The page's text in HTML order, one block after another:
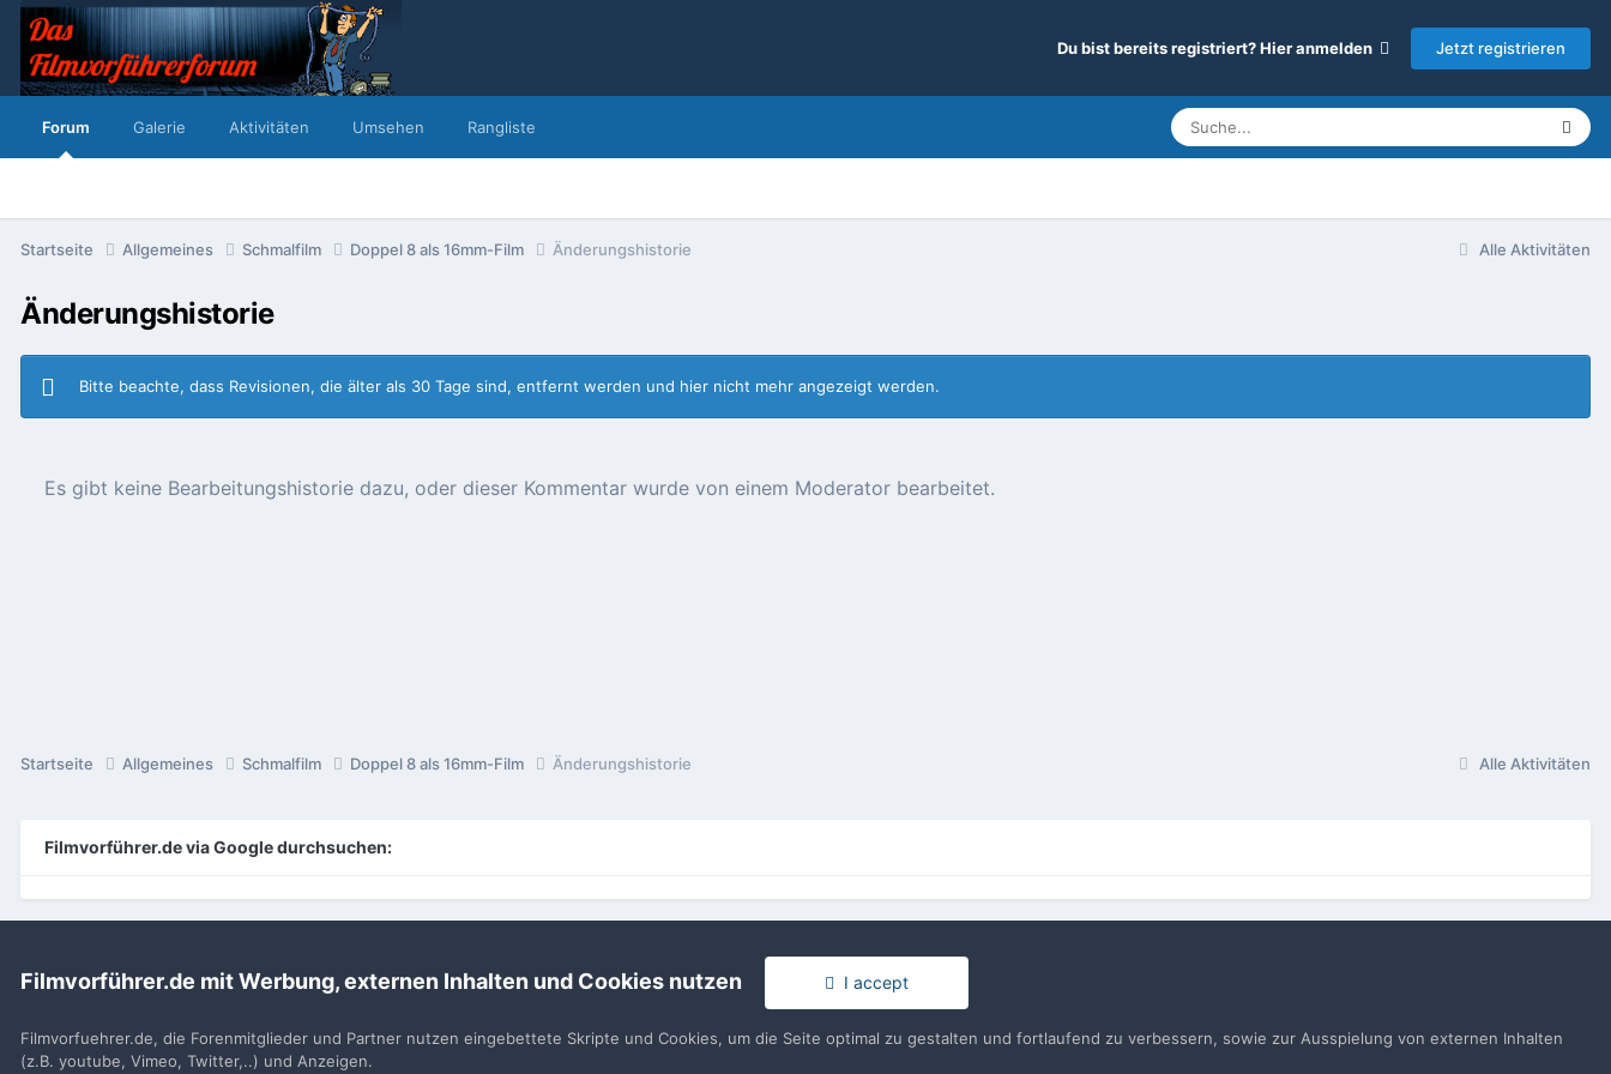
Du bist bereits registriert? Hier anmelden Jetzt registrieren
Forum Galerie Aktivitäten Umsehen Rangliste
Alle Aktivitäten
Startseite Allgemeines Schmalfilm Doppel 8 als 16mm-Film Änderungshistorie
Änderungshistorie
Bitte beachte, dass Revisionen, die älter als 30 Tage sind, entfernt werden und hier nicht mehr angezeigt werden.
Es gibt keine Bearbeitungshistorie dazu, oder dieser Kommentar wurde von einem Moderator bearbeitet.
Alle Aktivitäten
Startseite Allgemeines Schmalfilm Doppel 8 als 16mm-Film Änderungshistorie
Filmvorführer.de via Google durchsuchen:
Realisierung: IN-Solution
Powered by Invision Community
Filmvorführer.de mit Werbung, externen Inhalten und Cookies nutzen I accept
Filmvorfuehrer.de, die Forenmitglieder und Partner nutzen eingebettete Skripte und Cookies, um die Seite optimal zu gestalten und fortlaufend zu verbessern, sowie zur Ausspielung von externen Inhalten
(z.B. youtube, Vimeo, Twitter,..) und Anzeigen.